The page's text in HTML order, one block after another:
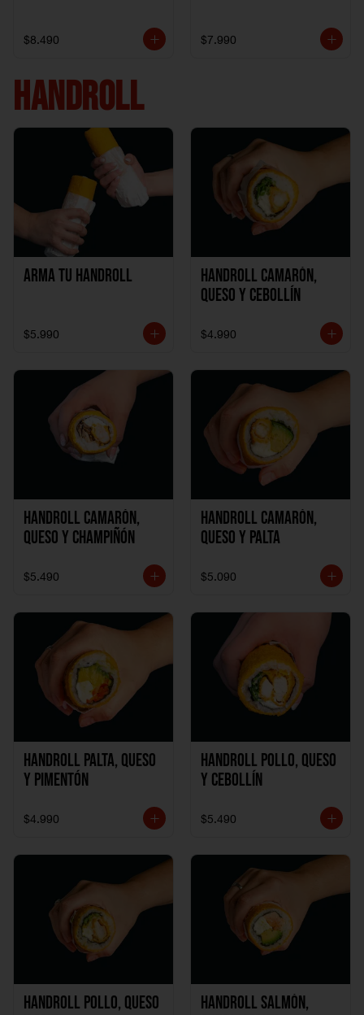
$8.490 $7.990
HANDROLL
Arma tu handroll
$5.990
Handroll Camarón,
Queso y Cebollín
$4.990
Handroll Camarón,
Queso y Champiñón
$5.490
Handroll Camarón,
Queso y Palta
$5.090
Handroll Palta, Queso
y Pimentón
$4.990
Handroll Pollo, Queso
y Cebollín
$5.490
Handroll Pollo, Queso
Handroll Salmón,